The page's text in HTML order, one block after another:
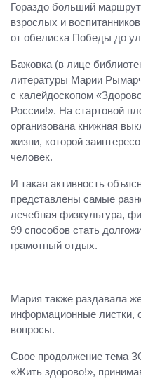
Гораздо больший
взрослых и
от обелиска Победы до
Бажовка (в лице
литературы Марии
с калейдоскопом
России!». На стартовой
организована книжная
жизни, которой
человек.
И такая активность
представлены самые
лечебная физкультура,
99 способов стать
грамотный отдых.
Мария также раздавала
информационные листки,
вопросы.
Свое продолжение тема
«Жить здорово!»,